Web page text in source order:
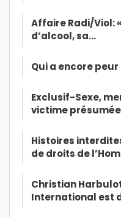
Affaire Radi/Viol:
d’alcool, sa…
Qui a encore
Exclusif-Sexe,
victime
Histoires
de droits de
Christian
International est